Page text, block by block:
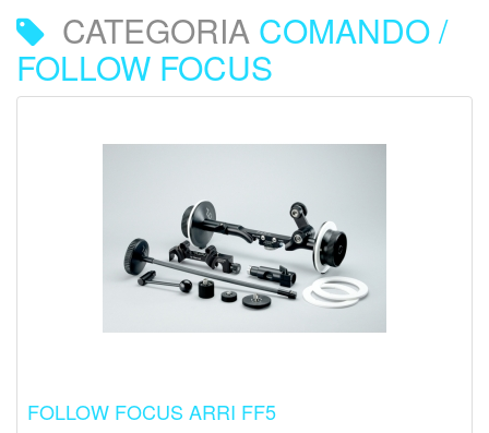
CATEGORIA COMANDO /
FOLLOW FOCUS
FOLLOW FOCUS ARRI FF5